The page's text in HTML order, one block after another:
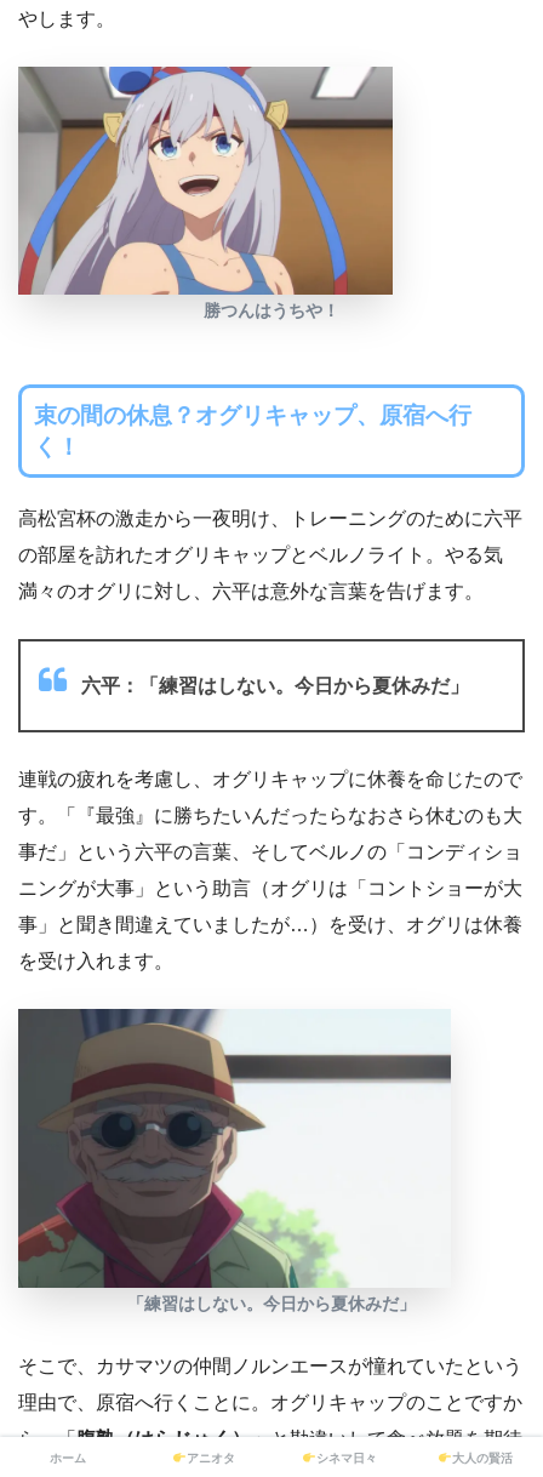
やします。
勝つんはうちや！
束の間の休息？オグリキャップ、原宿へ行
く！
高松宮杯の激走から一夜明け、トレーニングのために六平
の部屋を訪れたオグリキャップとベルノライト。やる気
満々のオグリに対し、六平は意外な言葉を告げます。
六平：「練習はしない。今日から夏休みだ」
連戦の疲れを考慮し、オグリキャップに休養を命じたので
す。「『最強』に勝ちたいんだったらなおさら休むのも大
事だ」という六平の言葉、そしてベルノの「コンディショ
ニングが大事」という助言（オグリは「コントショーが大
事」と聞き間違えていましたが…）を受け、オグリは休養
を受け入れます。
「練習はしない。今日から夏休みだ」
そこで、カサマツの仲間ノルンエースが憧れていたという
理由で、原宿へ行くことに。オグリキャップのことですか
ら、「腹熟（はらじゅく）」と勘違いして食べ放題を期待
ホーム アニオタ シネマ日々 大人の賢活